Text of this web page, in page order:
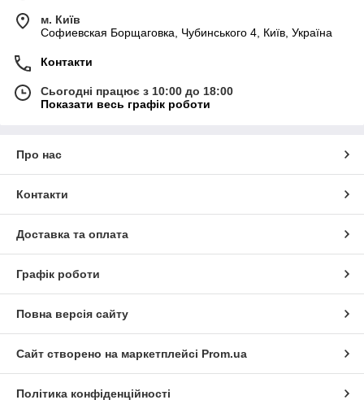
м. Київ
Софиевская Борщаговка, Чубинського 4, Київ, Україна
Контакти
Сьогодні працює з 10:00 до 18:00
Показати весь графік роботи
Про нас
Контакти
Доставка та оплата
Графік роботи
Повна версія сайту
Сайт створено на маркетплейсі Prom.ua
Політика конфіденційності